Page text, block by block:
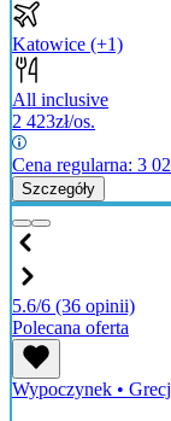
Katowice (+1)
All inclusive
2 423zł/os.
Cena regularna: 3
Szczegóły
5.6/6 (36 opinii)
Polecana oferta
Wypoczynek •